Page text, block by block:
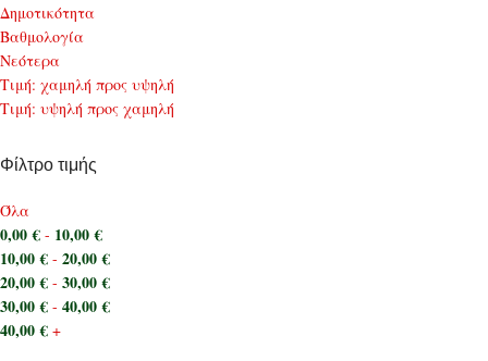
Δημοτικότητα
Bαθμολογία
Νεότερα
Τιμή: χαμηλή προς υψηλή
Τιμή: υψηλή προς χαμηλή
Φίλτρο τιμής
Όλα
0,00€ - 10,00€
10,00€ - 20,00€
20,00€ - 30,00€
30,00€ - 40,00€
40,00€ +